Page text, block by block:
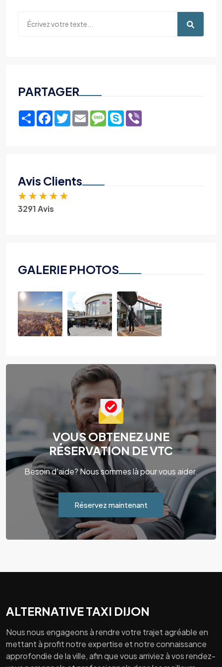
PARTAGER
ShareFacebook
TwitterEmailMessage
Skype
Avis Clients
★ ★ ★ ★ ★
3291 Avis
GALERIE PHOTOS
VOUS OBTENEZ UNE
RÉSERVATION DE VTC
Besoin d'aide? Nous sommes là pour vous aider.
Réservez maintenant
ALTERNATIVE TAXI DIJON
Nous nous engageons à rendre votre trajet agréable en
mettant à profit notre expertise et notre connaissance
approfondie de la ville, afin que vous arriviez à vos rendez-